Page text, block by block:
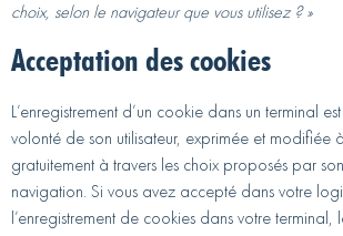
choix, selon le navigateur que vous utilisez ? »
Acceptation des cookies
L’enregistrement d’un cookie dans un terminal
volonté de son utilisateur, exprimée et modifiée
gratuitement à travers les choix proposés par
navigation. Si vous avez accepté dans votre
l’enregistrement de cookies dans votre terminal,